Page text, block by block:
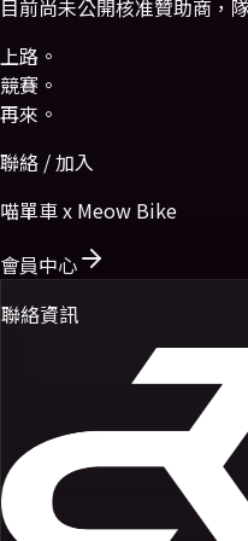
目前尚未公開核准贊助商，
上路。
競賽。
再來。
聯絡 / 加入
喵單車 x Meow Bike
會員中心
聯絡資訊